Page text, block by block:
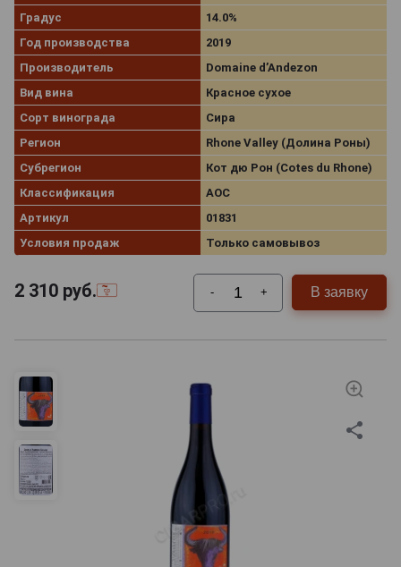
Градус
14.0%
Год производства
2019
Производитель
Domaine d’Andezon
Вид вина
Красное сухое
Сорт винограда
Сира
Регион
Rhone Valley (Долина Роны)
Субрегион
Кот дю Рон (Cotes du Rhone)
Классификация
AOC
Артикул
01831
Условия продаж
Только самовывоз
2 310 руб. - + В заявку